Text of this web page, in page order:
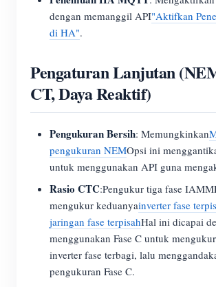
dengan memanggil API"Aktifkan
di HA".
Pengaturan Lanjutan
CT, Daya Reaktif)
Pengukuran Bersih: Memungkinkan
pengukuran NEMOpsi ini
untuk menggunakan API guna
Rasio CTC:Pengukur tiga fase
mengukur keduanyainverter fase
jaringan fase terpisahHal ini dicapai
menggunakan Fase C untuk
inverter fase terbagi, lalu
pengukuran Fase C.